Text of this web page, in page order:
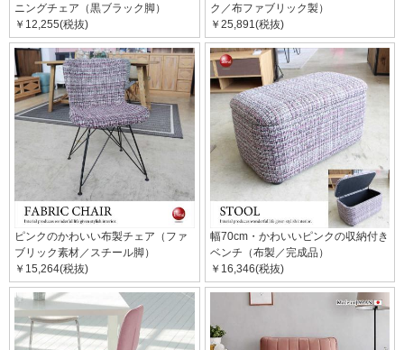
ニングチェア（黒ブラック脚）
￥12,255(税抜)
ク／布ファブリック製）
￥25,891(税抜)
ピンクのかわいい布製チェア（ファ
ブリック素材／スチール脚）
￥15,264(税抜)
幅70cm・かわいいピンクの収納付き
ベンチ（布製／完成品）
￥16,346(税抜)